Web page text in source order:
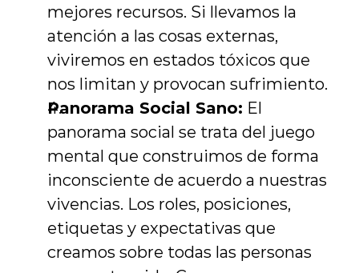
mejores recursos. Si llevamos la
atención a las cosas externas,
viviremos en estados tóxicos que
nos limitan y provocan sufrimiento.
Panorama Social Sano: El
panorama social se trata del juego
mental que construimos de forma
inconsciente de acuerdo a nuestras
vivencias. Los roles, posiciones,
etiquetas y expectativas que
creamos sobre todas las personas